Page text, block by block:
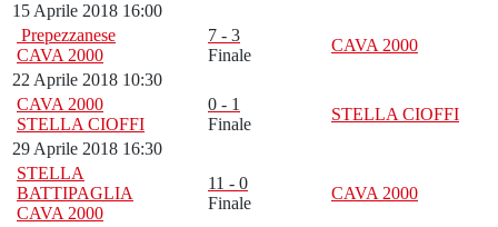
15 Aprile 2018 16:00
Prepezzanese
CAVA 2000
7 - 3
Finale
CAVA 2000
22 Aprile 2018 10:30
CAVA 2000
STELLA CIOFFI
0 - 1
Finale
STELLA CIOFFI
29 Aprile 2018 16:30
STELLA
BATTIPAGLIA
CAVA 2000
11 - 0
Finale
CAVA 2000